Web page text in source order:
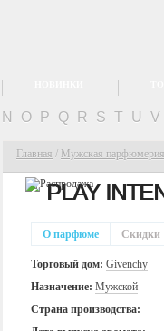
N O P Q R S T U V
Главная / Мужская парфюмерия
PLAY
О парфюме
Торговый дом: Givenchy
Назначение: Мужской
Страна производства:
Скидки